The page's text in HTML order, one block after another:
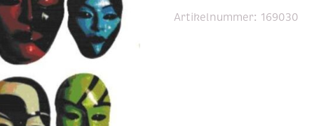
Artikelnummer: 169030